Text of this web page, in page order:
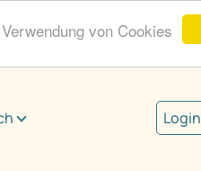
von Cookies
Login